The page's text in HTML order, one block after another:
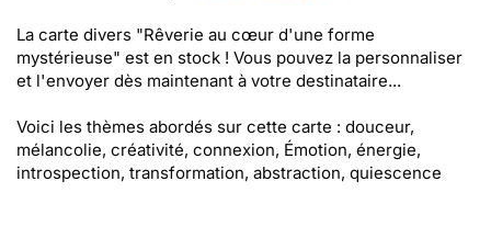
La carte divers "Rêverie au cœur d'une forme
mystérieuse" est en stock ! Vous pouvez la personnaliser
et l'envoyer dès maintenant à votre destinataire...
Voici les thèmes abordés sur cette carte : douceur,
mélancolie, créativité, connexion, Émotion, énergie,
introspection, transformation, abstraction, quiescence